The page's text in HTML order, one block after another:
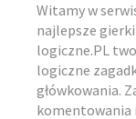
Witamy w
najlepsze
logiczne.PL
logiczne
główkowania.
komentowania